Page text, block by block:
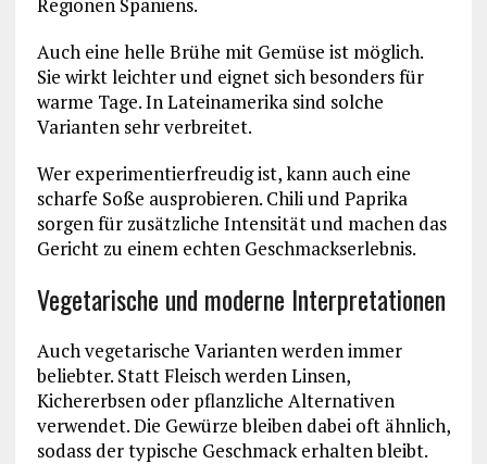
Auch eine helle Brühe mit Gemüse ist möglich.
Sie wirkt leichter und eignet sich besonders für
warme Tage. In Lateinamerika sind solche
Varianten sehr verbreitet.
Wer experimentierfreudig ist, kann auch eine
scharfe Soße ausprobieren. Chili und Paprika
sorgen für zusätzliche Intensität und machen das
Gericht zu einem echten Geschmackserlebnis.
Vegetarische und moderne Interpretationen
Auch vegetarische Varianten werden immer
beliebter. Statt Fleisch werden Linsen,
Kichererbsen oder pflanzliche Alternativen
verwendet. Die Gewürze bleiben dabei oft ähnlich,
sodass der typische Geschmack erhalten bleibt.